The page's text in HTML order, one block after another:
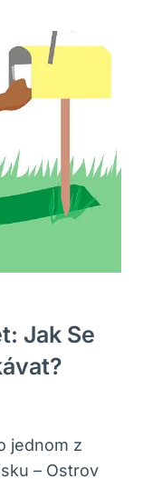
Jak Se
jednom z
– Ostrov